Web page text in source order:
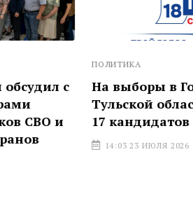
На выборы в Госдуму от
Тульской области
17 кандидатов
14:03 23 ИЮЛЯ 2026